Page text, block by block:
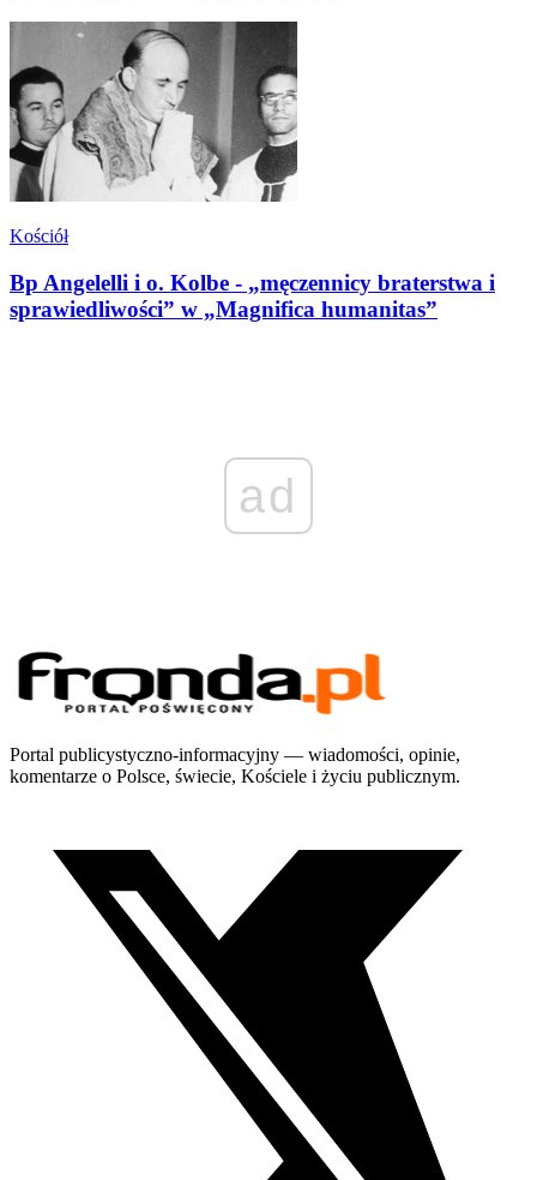
Kościół
Bp Angelelli i o. Kolbe - „męczennicy braterstwa i
sprawiedliwości” w „Magnifica humanitas”
ad
Portal publicystyczno-informacyjny — wiadomości, opinie,
komentarze o Polsce, świecie, Kościele i życiu publicznym.